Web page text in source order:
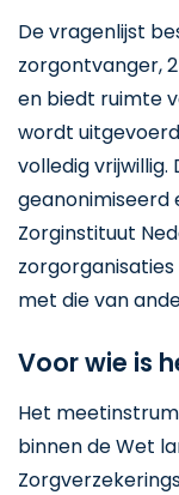
De vragenlijst
zorgontvanger,
en biedt ruimte
wordt
volledig
geanonimiseerd
Zorginstituut
met die van
Voor wie is
Het
binnen de Wet